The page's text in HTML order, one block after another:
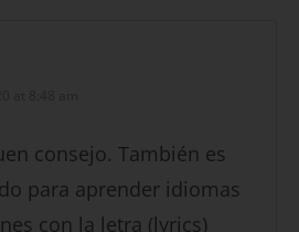
consejo. También es
para aprender idiomas
con la letra (lyrics)